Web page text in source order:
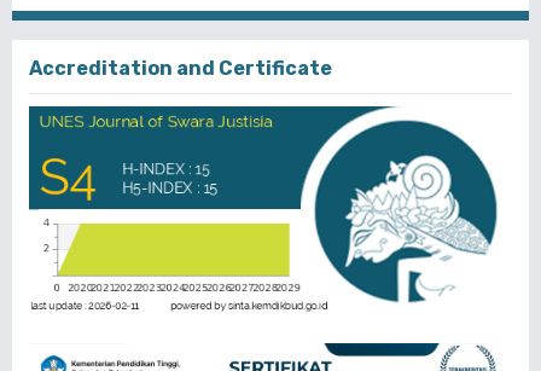
Accreditation and Certificate